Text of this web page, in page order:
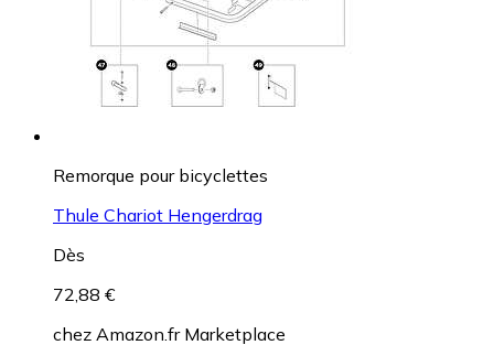
Remorque pour bicyclettes
Thule Chariot Hengerdrag
Dès
72,88 €
chez Amazon.fr Marketplace